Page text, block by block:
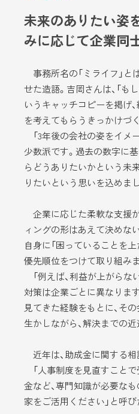
未来のありたい姿
みに応じて企業同
事務所名の「ミライフ」と
せた造語。吉岡さんは、「も
いうキャッチコピーを掲げ
を考えてもらうきっかけづ
「3年後の会社の姿をイメ
少数派です。過去の数字に
らどうありたいかという未
りたいという思いを込めまし
企業に応じた柔軟な支援
ィングの形はあえて決めな
自身に「困っていることを上
優先順位をつけて取り組みま
「例えば、利益が上がらな
対策は企業ごとに異なりま
見てきた経験をもとに、そ
生かしながら、解決までの近
近年は、助成金に関する相
「人事制度を見直すこと
金など、専門知識が必要な
家をご活用ください」と呼び